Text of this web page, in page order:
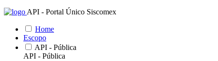
API - Portal Único Siscomex
Home
Escopo
API - Pública
API - Pública